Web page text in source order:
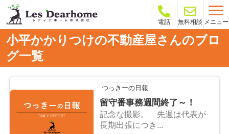
電話 無料相談 メニュー
小平かかりつけの不動産屋さんのブロ
グ一覧
つっきーの日報
留守番事務週間終了～！
記念な撮影。 先週は代表が
長期出張につき...